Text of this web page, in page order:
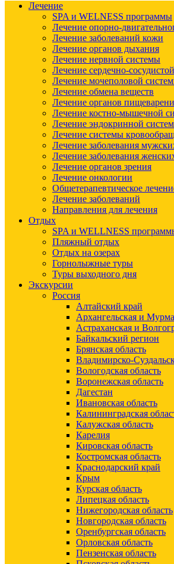
Лечение
SPA и WELNESS программы
Лечение опорно-
Лечение заболеваний кожи
Лечение органов дыхания
Лечение нервной системы
Лечение сердечно-
Лечение мочеполовой
Лечение обмена веществ
Лечение органов
Лечение костно-мышечной
Лечение эндокринной
Лечение системы
Лечение заболевания
Лечение заболевания
Лечение органов зрения
Лечение онкологии
Общетерапевтическое
Лечение заболеваний
Направления для лечения
Отдых
SPA и WELLNESS
Пляжный отдых
Отдых на озерах
Горнолыжные туры
Туры выходного дня
Экскурсии
Россия
Алтайский край
Архангельская и
Астраханская и
Байкальский регион
Брянская область
Владимирско-
Вологодская область
Воронежская область
Дагестан
Ивановская область
Калининградская
Калужская область
Карелия
Кировская область
Костромская область
Краснодарский край
Крым
Курская область
Липецкая область
Нижегородская область
Новгородская область
Оренбургская область
Орловская область
Пензенская область